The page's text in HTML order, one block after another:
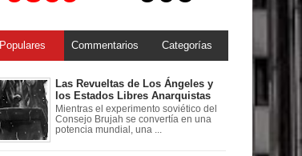
Populares Commentarios Categorías
Las Revueltas de Los Ángeles y
los Estados Libres Anarquistas
Mientras el experimento soviético del
Consejo Brujah se convertía en una
potencia mundial, una ...